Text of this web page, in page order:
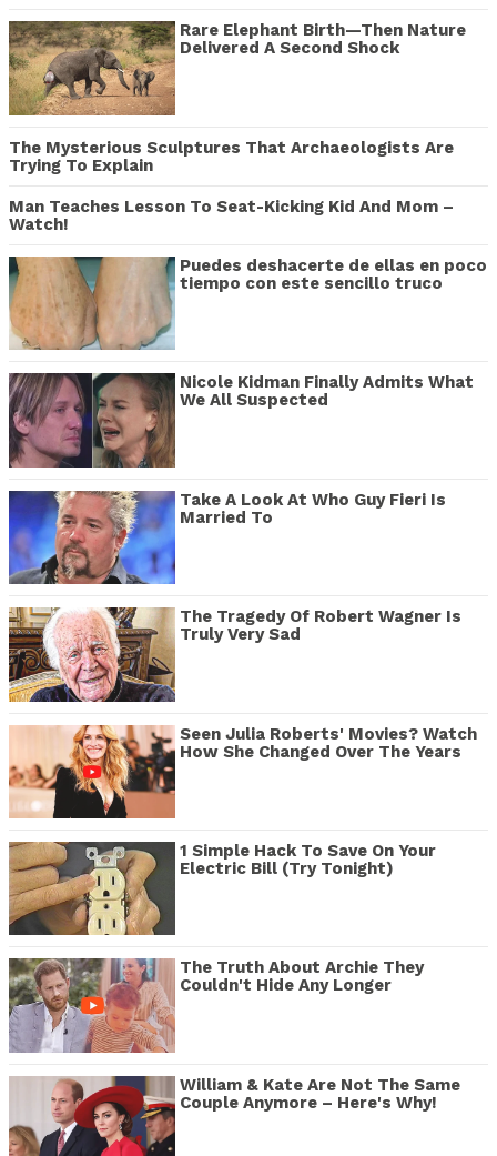
Rare Elephant Birth—Then Nature
Delivered A Second Shock
The Mysterious Sculptures That Archaeologists Are
Trying To Explain
Man Teaches Lesson To Seat-Kicking Kid And Mom –
Watch!
Puedes deshacerte de ellas en poco
tiempo con este sencillo truco
Nicole Kidman Finally Admits What
We All Suspected
Take A Look At Who Guy Fieri Is
Married To
The Tragedy Of Robert Wagner Is
Truly Very Sad
Seen Julia Roberts' Movies? Watch
How She Changed Over The Years
1 Simple Hack To Save On Your
Electric Bill (Try Tonight)
The Truth About Archie They
Couldn't Hide Any Longer
William & Kate Are Not The Same
Couple Anymore – Here's Why!